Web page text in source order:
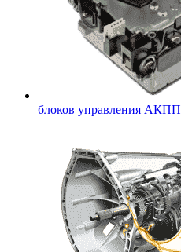
блоков управления АКПП